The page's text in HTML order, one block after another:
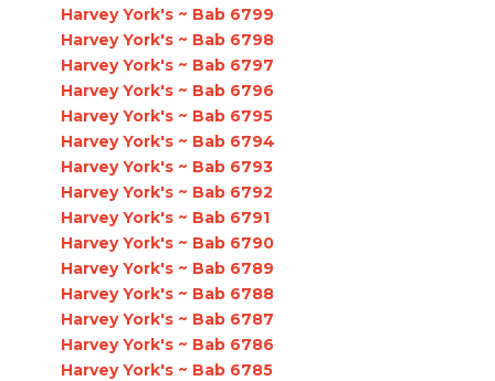
Harvey York's ~ Bab 6799
Harvey York's ~ Bab 6798
Harvey York's ~ Bab 6797
Harvey York's ~ Bab 6796
Harvey York's ~ Bab 6795
Harvey York's ~ Bab 6794
Harvey York's ~ Bab 6793
Harvey York's ~ Bab 6792
Harvey York's ~ Bab 6791
Harvey York's ~ Bab 6790
Harvey York's ~ Bab 6789
Harvey York's ~ Bab 6788
Harvey York's ~ Bab 6787
Harvey York's ~ Bab 6786
Harvey York's ~ Bab 6785